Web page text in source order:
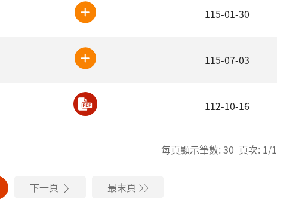
115-01-30
115-07-03
112-10-16
每頁顯示筆數: 30 頁次: 1/1
下一頁 最末頁